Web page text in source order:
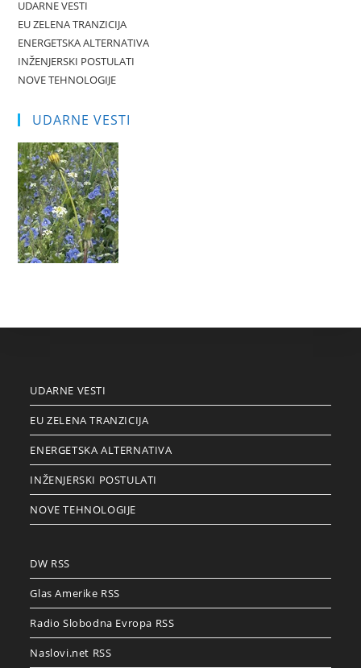
UDARNE VESTI
EU ZELENA TRANZICIJA
ENERGETSKA ALTERNATIVA
INŽENJERSKI POSTULATI
NOVE TEHNOLOGIJE
UDARNE VESTI
UDARNE VESTI
EU ZELENA TRANZICIJA
ENERGETSKA ALTERNATIVA
INŽENJERSKI POSTULATI
NOVE TEHNOLOGIJE
DW RSS
Glas Amerike RSS
Radio Slobodna Evropa RSS
Naslovi.net RSS